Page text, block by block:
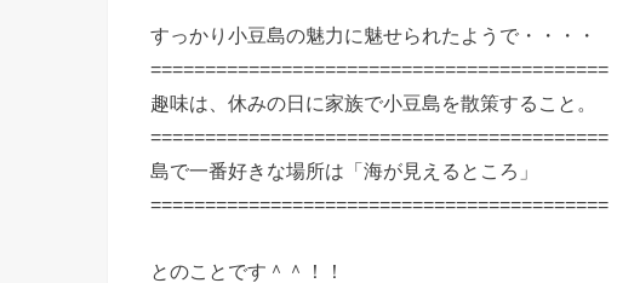
すっかり小豆島の魅力に魅せられたようで・・・・
==========================================
趣味は、休みの日に家族で小豆島を散策すること。
==========================================
島で一番好きな場所は「海が見えるところ」
==========================================
とのことです＾＾！！